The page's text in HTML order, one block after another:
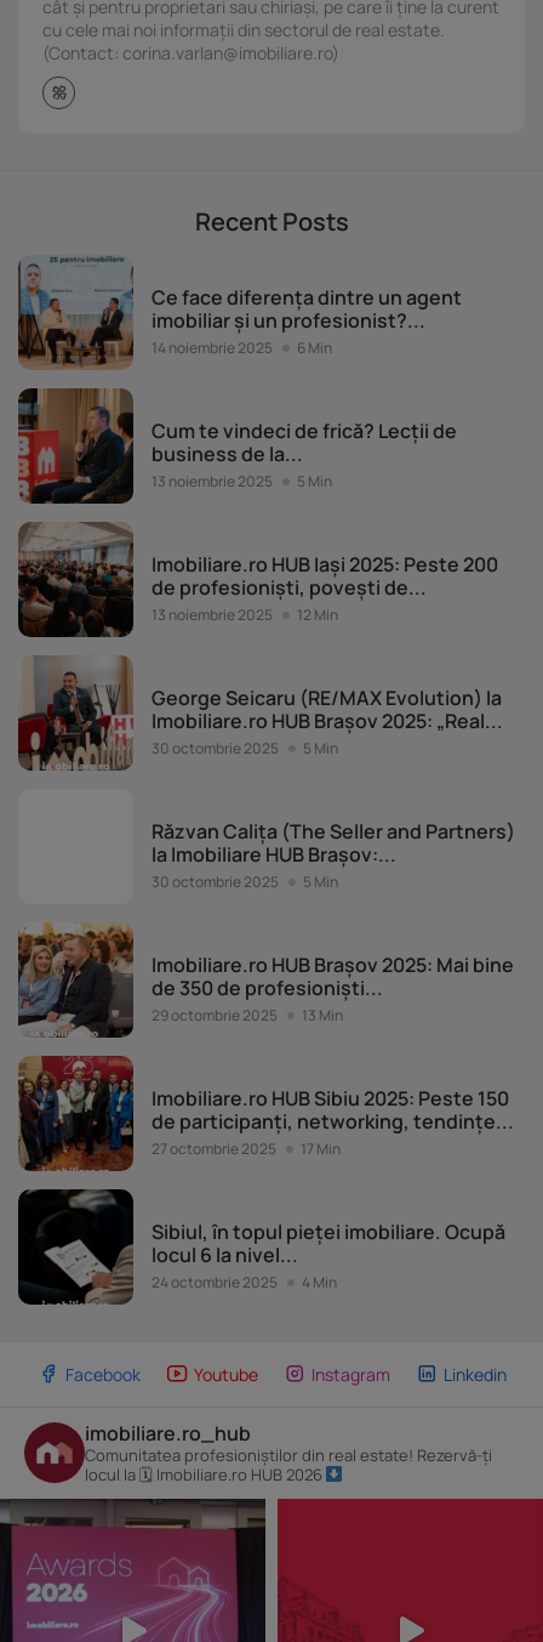
cât și pentru proprietari sau chiriași, pe care îi ține la curent
cu cele mai noi informații din sectorul de real estate.
(Contact: corina.varlan@imobiliare.ro)
Recent Posts
Ce face diferența dintre un agent
imobiliar și un profesionist?...
14 noiembrie 2025 6 Min
Cum te vindeci de frică? Lecții de
business de la...
13 noiembrie 2025 5 Min
Imobiliare.ro HUB Iași 2025: Peste 200
de profesioniști, povești de...
13 noiembrie 2025 12 Min
George Seicaru (RE/MAX Evolution) la
Imobiliare.ro HUB Brașov 2025: „Real...
30 octombrie 2025 5 Min
Răzvan Calița (The Seller and Partners)
la Imobiliare HUB Brașov:...
30 octombrie 2025 5 Min
Imobiliare.ro HUB Brașov 2025: Mai bine
de 350 de profesioniști...
29 octombrie 2025 13 Min
Imobiliare.ro HUB Sibiu 2025: Peste 150
de participanți, networking, tendințe...
27 octombrie 2025 17 Min
Sibiul, în topul pieței imobiliare. Ocupă
locul 6 la nivel...
24 octombrie 2025 4 Min
Facebook Youtube Instagram Linkedin
imobiliare.ro_hub
Comunitatea profesioniștilor din real estate! Rezervă-ți
locul la 🗓 Imobiliare.ro HUB 2026